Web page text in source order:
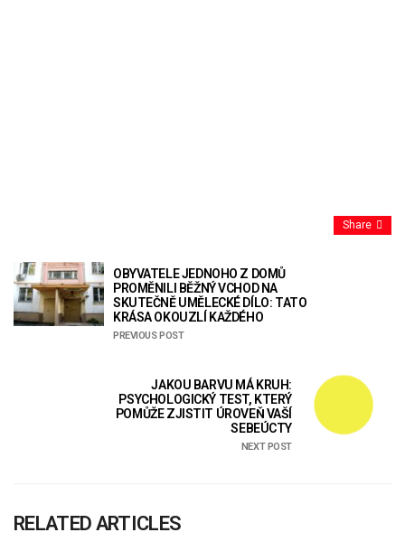
Share
OBYVATELE JEDNOHO Z DOMŮ
PROMĚNILI BĚŽNÝ VCHOD NA
SKUTEČNĚ UMĚLECKÉ DÍLO: TATO
KRÁSA OKOUZLÍ KAŽDÉHO
PREVIOUS POST
JAKOU BARVU MÁ KRUH:
PSYCHOLOGICKÝ TEST, KTERÝ
POMŮŽE ZJISTIT ÚROVEŇ VAŠÍ
SEBEÚCTY
NEXT POST
RELATED ARTICLES